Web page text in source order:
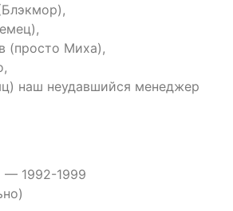
(просто Миха),
наш неудавшийся менеджер
— 1992-1999